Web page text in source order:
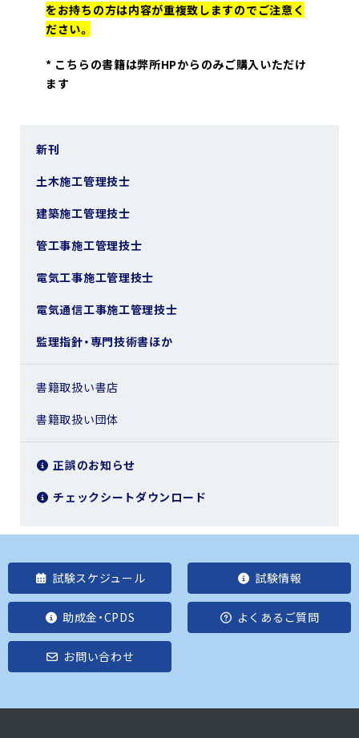
をお持ちの方は内容が重複致しますのでご注意く
ださい。
* こちらの書籍は弊所HPからのみご購入いただけ
ます
新刊
土木施工管理技士
建築施工管理技士
管工事施工管理技士
電気工事施工管理技士
電気通信工事施工管理技士
監理指針・専門技術書ほか
書籍取扱い書店
書籍取扱い団体
正誤のお知らせ
チェックシートダウンロード
試験スケジュール 試験情報
助成金・CPDS よくあるご質問
お問い合わせ